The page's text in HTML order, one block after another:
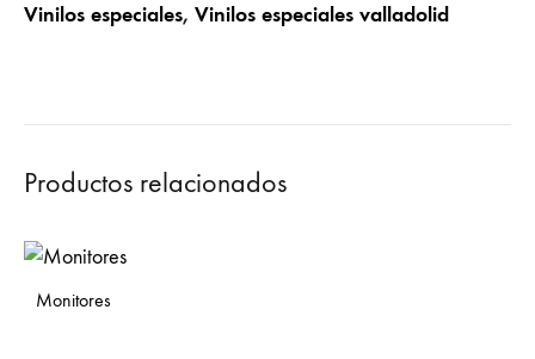
Vinilos especiales, Vinilos especiales valladolid
Productos relacionados
Monitores